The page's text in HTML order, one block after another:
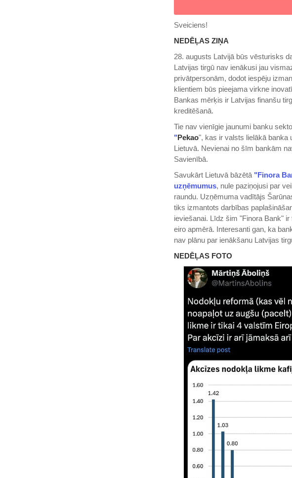
Sveiciens!
NEDĒĻAS ZIŅA
28. augusts Latvijā būs vēsturisks
Latvijas tirgū nav ienākusi jau
privātpersonām, dodot iespēju
klientiem būs pieejama virkne
Bankas mērķis ir Latvijas finanšu
kreditēšanā.
Tie nav vienīgie jaunumi banku
"Pekao", kas ir valsts lielākā banka
Lietuvā. Nevienai no šīm bankām
Savienībā.
Savukārt Lietuvā bāzētā "Finora
uzņēmumus, nule paziņojusi par
raundu. Uzņēmuma vadītājs
tiks izmantots darbības
ieviešanai. Līdz šim "Finora Bank"
eiro apmērā. Interesanti gan, ka
nav plānu par ienākšanu Latvijas
NEDĒĻAS FOTO